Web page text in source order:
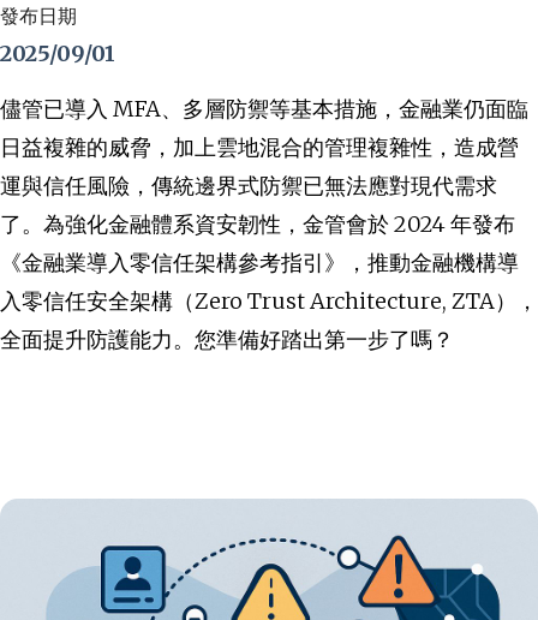
發布日期
2025/09/01
儘管已導入 MFA、多層防禦等基本措施，金融業仍面臨
日益複雜的威脅，加上雲地混合的管理複雜性，造成營
運與信任風險，傳統邊界式防禦已無法應對現代需求
了。為強化金融體系資安韌性，金管會於 2024 年發布
《金融業導入零信任架構參考指引》，推動金融機構導
入零信任安全架構（Zero Trust Architecture, ZTA），
全面提升防護能力。您準備好踏出第一步了嗎？